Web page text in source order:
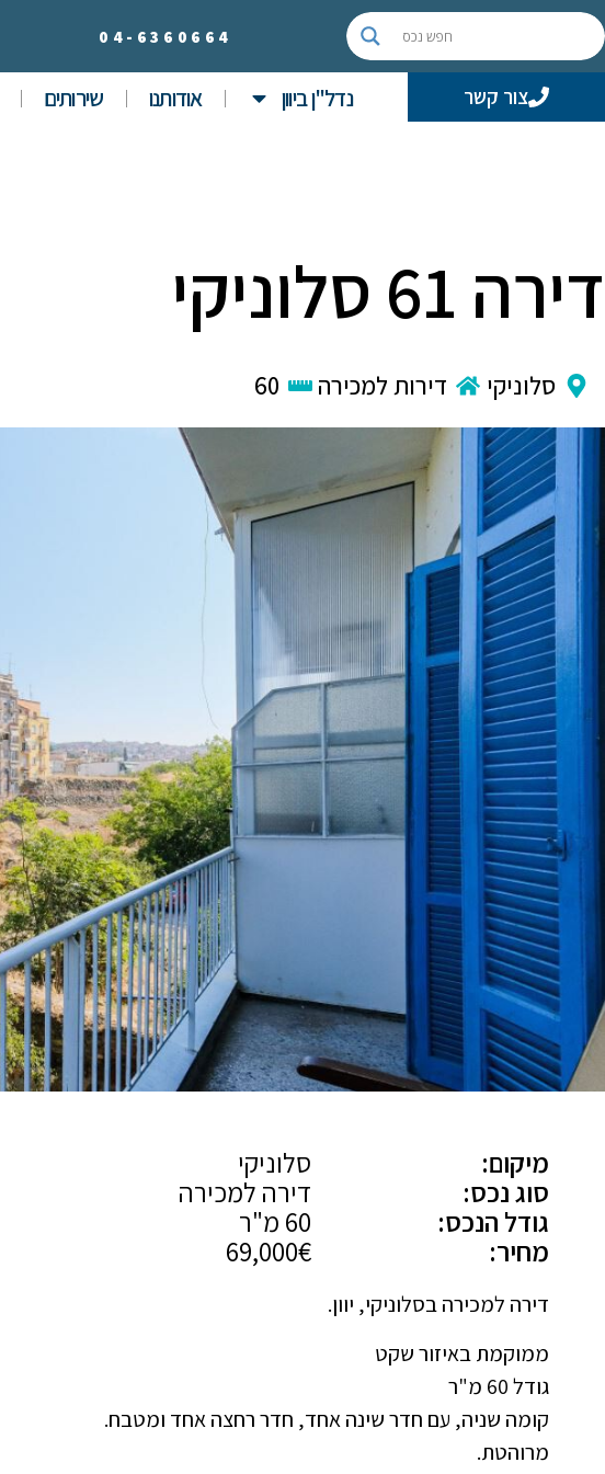
04- 6360664
צור קשר נדל"ן ביוון אודותנו שירותים
דירה 61 סלוניקי
סלוניקי דירות למכירה 60
מיקום:
סלוניקי
סוג נכס:
דירה למכירה
גודל הנכס:
מחיר:
69,000€
דירה למכירה בסלוניקי, יוון.
ממוקמת באיזור שקט
גודל 60 מ"ר
קומה שניה, עם חדר שינה אחד, חדר רחצה אחד ומטבח.
מרוהטת.